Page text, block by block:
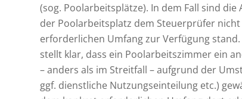
(sog. Poolarbeitsplätze). In dem Fall sind
der Poolarbeitsplatz dem Steuerprüfer
erforderlichen Umfang zur Verfügung
stellt klar, dass ein Poolarbeitszimmer ein
– anders als im Streitfall – aufgrund der
ggf. dienstliche Nutzungseinteilung etc.)